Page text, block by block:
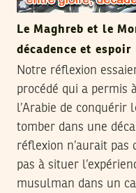
Le Maghreb et le
décadence et
Notre réflexion
procédé qui a permis
l’Arabie de conquérir
tomber dans une
réflexion n’aurait
pas à situer
musulman dans un